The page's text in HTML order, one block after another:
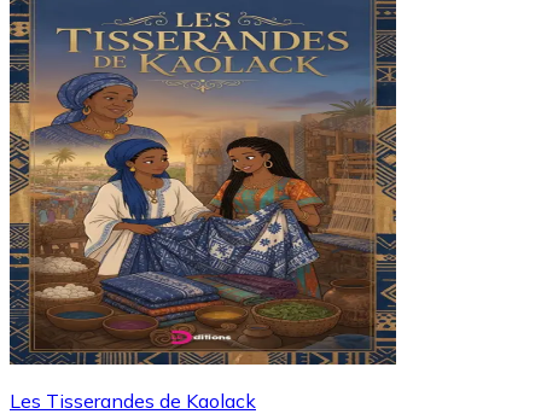
Les Tisserandes de Kaolack